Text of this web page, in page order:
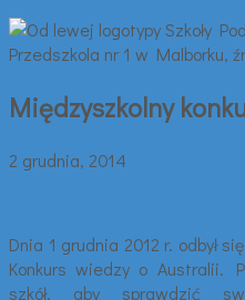
Międzyszkolny
2 grudnia, 2014
Dnia 1 grudnia 2012 r. odbył
Konkurs wiedzy o Australii.
szkół, aby sprawdzić